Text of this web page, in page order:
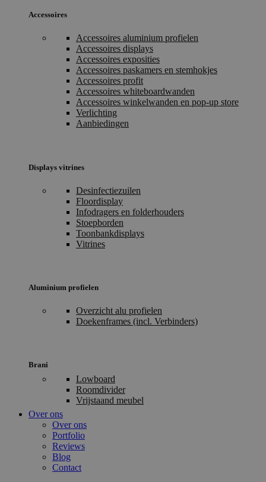
Accessoires
Accessoires aluminium profielen
Accessoires displays
Accessoires exposities
Accessoires paskamers en stemhokjes
Accessoires profit
Accessoires whiteboardwanden
Accessoires winkelwanden en pop-up store
Verlichting
Aanbiedingen
Displays vitrines
Desinfectiezuilen
Floordisplay
Infodragers en folderhouders
Stoepborden
Toonbankdisplays
Vitrines
Aluminium profielen
Overzicht alu profielen
Doekenframes (incl. Verbinders)
Brani
Lowboard
Roomdivider
Vrijstaand meubel
Over ons
Over ons
Portfolio
Reviews
Blog
Contact